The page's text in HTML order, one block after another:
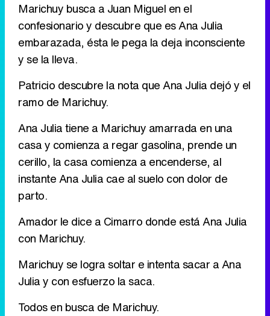
Marichuy busca a Juan Miguel en el
confesionario y descubre que es Ana Julia
embarazada, ésta le pega la deja inconsciente
y se la lleva.
Patricio descubre la nota que Ana Julia dejó y el
ramo de Marichuy.
Ana Julia tiene a Marichuy amarrada en una
casa y comienza a regar gasolina, prende un
cerillo, la casa comienza a encenderse, al
instante Ana Julia cae al suelo con dolor de
parto.
Amador le dice a Cimarro donde está Ana Julia
con Marichuy.
Marichuy se logra soltar e intenta sacar a Ana
Julia y con esfuerzo la saca.
Todos en busca de Marichuy.